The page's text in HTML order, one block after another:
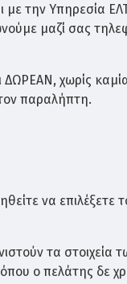
κλιβάνους οι
καθώς δεν
σε
την Υπηρεσία
μαζί σας
ΔΩΡΕΑΝ, χωρίς
παραλήπτη.
να
τα
ο πελάτης δε